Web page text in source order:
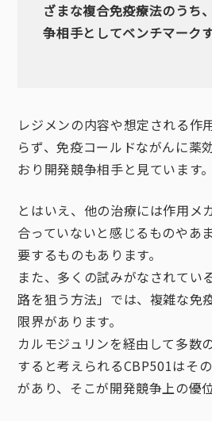
ざまな複合免疫療法のうち
争相手としてベンチマーク
レジメンの内容や想定される作
らず、免疫コールドながんに薬
おり開発競争相手と見ています。
とはいえ、他の治療には作用メ
合っていないと感じるものやあ
要するものもあります。
また、多くの試みがなされてい
路を狙う方法」では、複雑な免
限界があります。
カルモジュリンを経由して多数
すると考えられるCBP501はそ
があり、そこが開発競争上の優